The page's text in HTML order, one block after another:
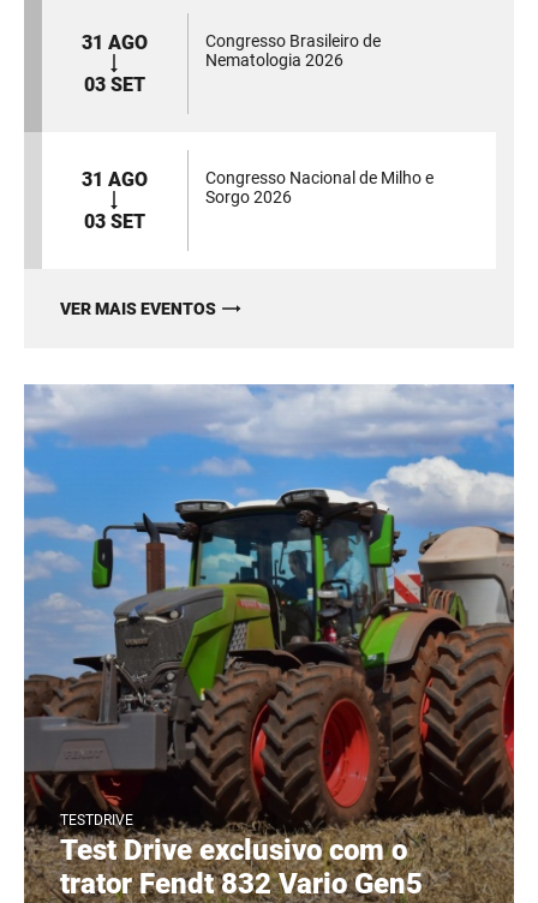
31 AGO
03 SET
Congresso Brasileiro de
Nematologia 2026
31 AGO
03 SET
Congresso Nacional de Milho e
Sorgo 2026
VER MAIS EVENTOS
TESTDRIVE
Test Drive exclusivo com o
trator Fendt 832 Vario Gen5